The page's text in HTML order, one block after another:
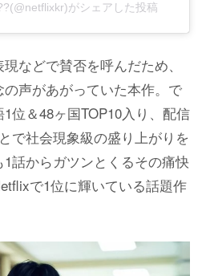
がシェアした投稿
などで賛否を呼んだため、
声があがっていた本作。で
位＆48ヶ国TOP10入り、配信
で社会現象級の盛り上がりを
話からガツンとくるその痛快
で1位に輝いている話題作